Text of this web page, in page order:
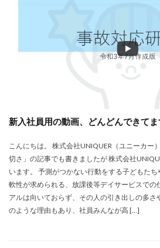
新入社員用の動画、どんどんできてま
こんにちは。 株式会社UNIQUER（ユニーカー
切さ」の記事でも書きましたが 株式会社
います。 予測がつかない行動をする子どもた
軟性が求められる、放課後等デイサービスでの
アルは向いておらず、その人の引き出しの多さ
のような理由もあり、社員みんなが高 […]